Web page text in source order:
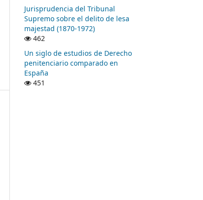
Jurisprudencia del Tribunal
Supremo sobre el delito de lesa
majestad (1870-1972)
462
Un siglo de estudios de Derecho
penitenciario comparado en
España
451